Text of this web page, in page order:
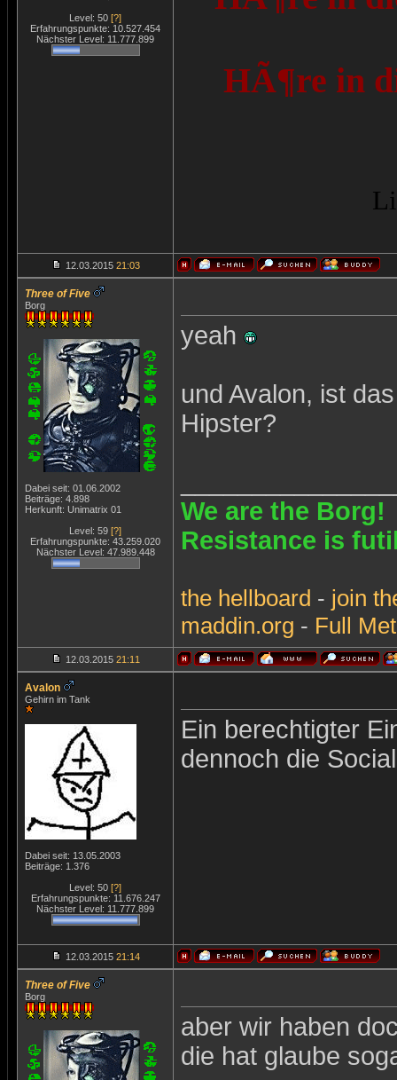
Level: 50 [?]
Erfahrungspunkte: 10.527.454
Nächster Level: 11.777.899
HÃ¶re in
12.03.2015 21:03
Three of Five
Borg
Dabei seit: 01.06.2002
Beiträge: 4.898
Herkunft: Unimatrix 01
Level: 59 [?]
Erfahrungspunkte: 43.259.020
Nächster Level: 47.989.448
yeah
und Avalon, ist
Hipster?
We are the Borg!
Resistance is
the hellboard - join
maddin.org - Full
12.03.2015 21:11
Avalon
Gehirn im Tank
Dabei seit: 13.05.2003
Beiträge: 1.376
Level: 50 [?]
Erfahrungspunkte: 11.676.247
Nächster Level: 11.777.899
Ein berechtigter
dennoch die
12.03.2015 21:14
Three of Five
Borg
aber wir haben
die hat glaube